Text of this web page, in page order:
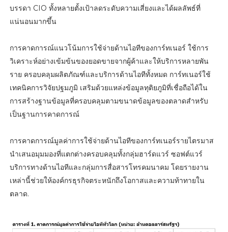
บรรดา CIO ทั้งหลายตั้งเป้าลดระดับความเสี่ยงและได้ผลลัพธ์ที่
แน่นอนมากขึ้น
การคาดการณ์แนวโน้มการใช้จ่ายด้านไอทีของการ์ทเนอร์ ใช้การ
วิเคราะห์อย่างเข้มข้นของยอดขายจากผู้ค้าและให้บริการหลายพัน
ราย ครอบคลุมผลิตภัณฑ์และบริการด้านไอทีทั้งหมด การ์ทเนอร์ใช้
เทคนิคการวิจัยปฐมภูมิ เสริมด้วยแหล่งข้อมูลทุติยภูมิที่เชื่อถือได้ใน
การสร้างฐานข้อมูลที่ครอบคลุมตามขนาดข้อมูลของตลาดสำหรับ
เป็นฐานการคาดการณ์
การคาดการณ์มูลค่าการใช้จ่ายด้านไอทีของการ์ทเนอร์รายไตรมาส
นำเสนอมุมมองที่แตกต่างครอบคลุมทั้งกลุ่มฮาร์ดแวร์ ซอฟต์แวร์
บริการทางด้านไอทีและกลุ่มการสื่อสารโทรคมนาคม โดยรายงาน
เหล่านี้ช่วยให้องค์กรธุรกิจตระหนักถึงโอกาสและความท้าทายใน
ตลาด.